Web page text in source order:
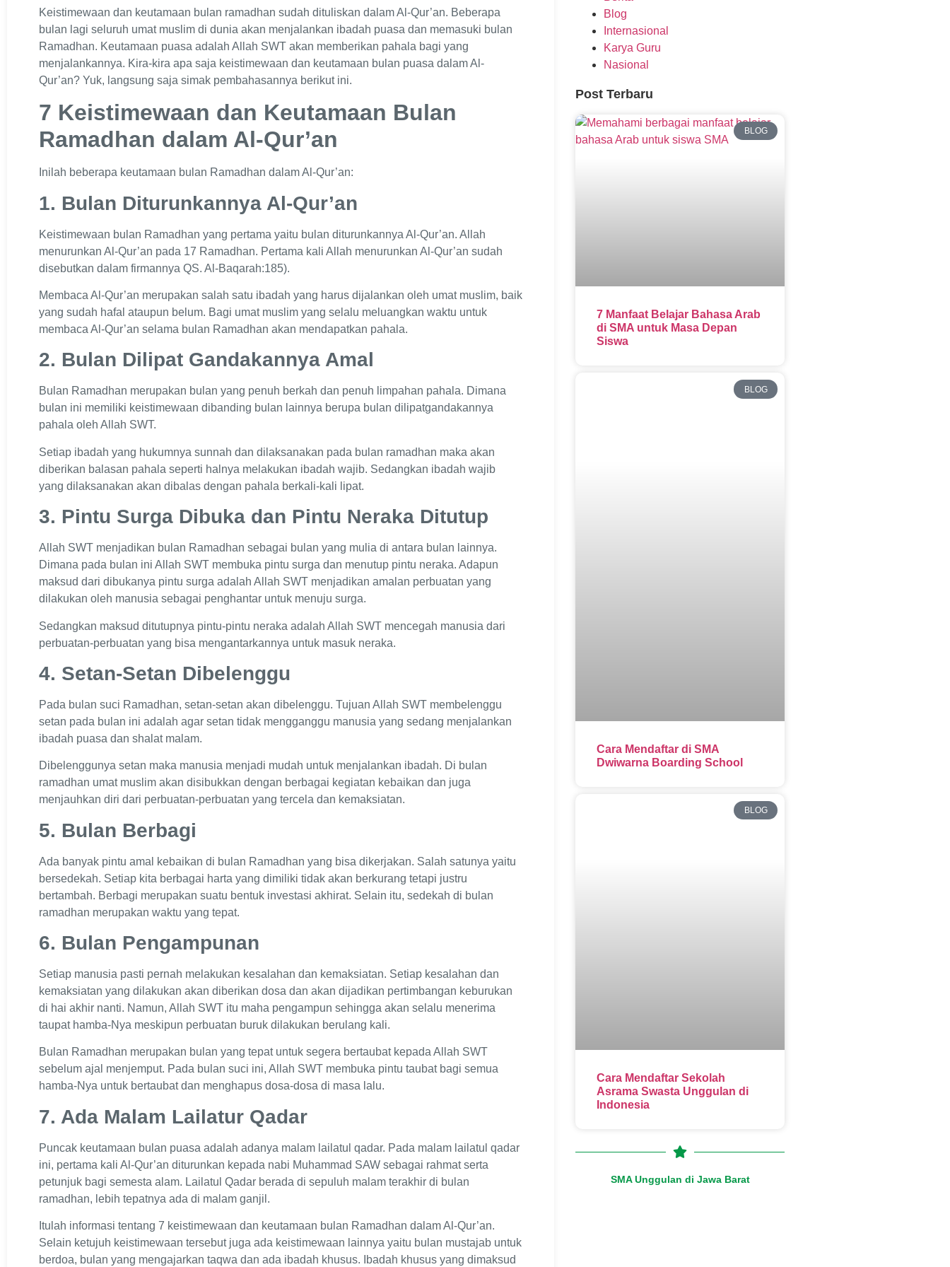
Keistimewaan dan keutamaan bulan ramadhan sudah dituliskan dalam Al-Qur’an. Beberapa
bulan lagi seluruh umat muslim di dunia akan menjalankan ibadah puasa dan memasuki bulan
Ramadhan. Keutamaan puasa adalah Allah SWT akan memberikan pahala bagi yang
menjalankannya. Kira-kira apa saja keistimewaan dan keutamaan bulan puasa dalam Al-
Qur’an? Yuk, langsung saja simak pembahasannya berikut ini.
7 Keistimewaan dan Keutamaan Bulan
Ramadhan dalam Al-Qur’an
Inilah beberapa keutamaan bulan Ramadhan dalam Al-Qur’an:
1. Bulan Diturunkannya Al-Qur’an
Keistimewaan bulan Ramadhan yang pertama yaitu bulan diturunkannya Al-Qur’an. Allah
menurunkan Al-Qur’an pada 17 Ramadhan. Pertama kali Allah menurunkan Al-Qur’an sudah
disebutkan dalam firmannya QS. Al-Baqarah:185).
Membaca Al-Qur’an merupakan salah satu ibadah yang harus dijalankan oleh umat muslim, baik
yang sudah hafal ataupun belum. Bagi umat muslim yang selalu meluangkan waktu untuk
membaca Al-Qur’an selama bulan Ramadhan akan mendapatkan pahala.
2. Bulan Dilipat Gandakannya Amal
Bulan Ramadhan merupakan bulan yang penuh berkah dan penuh limpahan pahala. Dimana
bulan ini memiliki keistimewaan dibanding bulan lainnya berupa bulan dilipatgandakannya
pahala oleh Allah SWT.
Setiap ibadah yang hukumnya sunnah dan dilaksanakan pada bulan ramadhan maka akan
diberikan balasan pahala seperti halnya melakukan ibadah wajib. Sedangkan ibadah wajib
yang dilaksanakan akan dibalas dengan pahala berkali-kali lipat.
3. Pintu Surga Dibuka dan Pintu Neraka Ditutup
Allah SWT menjadikan bulan Ramadhan sebagai bulan yang mulia di antara bulan lainnya.
Dimana pada bulan ini Allah SWT membuka pintu surga dan menutup pintu neraka. Adapun
maksud dari dibukanya pintu surga adalah Allah SWT menjadikan amalan perbuatan yang
dilakukan oleh manusia sebagai penghantar untuk menuju surga.
Sedangkan maksud ditutupnya pintu-pintu neraka adalah Allah SWT mencegah manusia dari
perbuatan-perbuatan yang bisa mengantarkannya untuk masuk neraka.
4. Setan-Setan Dibelenggu
Pada bulan suci Ramadhan, setan-setan akan dibelenggu. Tujuan Allah SWT membelenggu
setan pada bulan ini adalah agar setan tidak mengganggu manusia yang sedang menjalankan
ibadah puasa dan shalat malam.
Dibelenggunya setan maka manusia menjadi mudah untuk menjalankan ibadah. Di bulan
ramadhan umat muslim akan disibukkan dengan berbagai kegiatan kebaikan dan juga
menjauhkan diri dari perbuatan-perbuatan yang tercela dan kemaksiatan.
5. Bulan Berbagi
Ada banyak pintu amal kebaikan di bulan Ramadhan yang bisa dikerjakan. Salah satunya yaitu
bersedekah. Setiap kita berbagai harta yang dimiliki tidak akan berkurang tetapi justru
bertambah. Berbagi merupakan suatu bentuk investasi akhirat. Selain itu, sedekah di bulan
ramadhan merupakan waktu yang tepat.
6. Bulan Pengampunan
Setiap manusia pasti pernah melakukan kesalahan dan kemaksiatan. Setiap kesalahan dan
kemaksiatan yang dilakukan akan diberikan dosa dan akan dijadikan pertimbangan keburukan
di hai akhir nanti. Namun, Allah SWT itu maha pengampun sehingga akan selalu menerima
taupat hamba-Nya meskipun perbuatan buruk dilakukan berulang kali.
Bulan Ramadhan merupakan bulan yang tepat untuk segera bertaubat kepada Allah SWT
sebelum ajal menjemput. Pada bulan suci ini, Allah SWT membuka pintu taubat bagi semua
hamba-Nya untuk bertaubat dan menghapus dosa-dosa di masa lalu.
7. Ada Malam Lailatur Qadar
Puncak keutamaan bulan puasa adalah adanya malam lailatul qadar. Pada malam lailatul qadar
ini, pertama kali Al-Qur’an diturunkan kepada nabi Muhammad SAW sebagai rahmat serta
petunjuk bagi semesta alam. Lailatul Qadar berada di sepuluh malam terakhir di bulan
ramadhan, lebih tepatnya ada di malam ganjil.
Itulah informasi tentang 7 keistimewaan dan keutamaan bulan Ramadhan dalam Al-Qur’an.
Selain ketujuh keistimewaan tersebut juga ada keistimewaan lainnya yaitu bulan mustajab untuk
berdoa, bulan yang mengajarkan taqwa dan ada ibadah khusus. Ibadah khusus yang dimaksud
Blog
Internasional
Karya Guru
Nasional
Post Terbaru
BLOG
7 Manfaat Belajar Bahasa Arab
di SMA untuk Masa Depan
Siswa
BLOG
Cara Mendaftar di SMA
Dwiwarna Boarding School
BLOG
Cara Mendaftar Sekolah
Asrama Swasta Unggulan di
Indonesia
SMA Unggulan di Jawa Barat